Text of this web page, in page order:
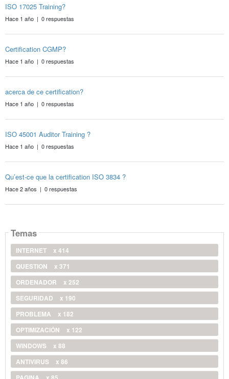
ISO 17025 Training?
Hace 1 año | 0 respuestas
Certification CGMP?
Hace 1 año | 0 respuestas
acerca de ce certification?
Hace 1 año | 0 respuestas
ISO 45001 Auditor Training ?
Hace 1 año | 0 respuestas
Qu’est-ce que la certification ISO 3834 ?
Hace 2 años | 0 respuestas
Temas
INTERNET
x 414
QUESTION
x 371
ORDENADOR
x 252
SEGURIDAD
x 190
PROBLEMA
x 182
OPTIMIZACIÓN
x 122
WINDOWS
x 88
ANTIVIRUS
x 86